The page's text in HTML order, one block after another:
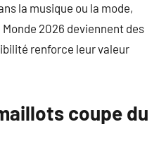
la musique ou la mode,
2026 deviennent des
renforce leur valeur
coupe du